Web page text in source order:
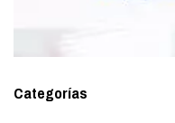
Categorías